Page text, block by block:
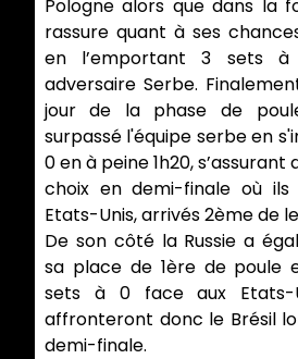
Pologne alors que dans la
rassure quant à ses
en l’emportant 3 sets
adversaire Serbe.
jour de la phase de
surpassé l'équipe serbe en
0 en à peine 1h20,
choix en demi-finale où
Etats-Unis, arrivés 2ème de
De son côté la Russie a
sa place de 1ère de poule
sets à 0 face aux Etats-
affronteront donc le Brésil
demi-finale.